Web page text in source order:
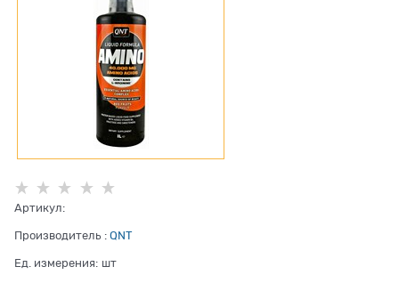
Артикул:
Производитель : QNT
Ед. измерения: шт